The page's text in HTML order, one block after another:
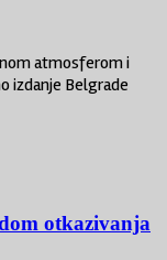
atmosferom i
izdanje Belgrade
otkazivanja